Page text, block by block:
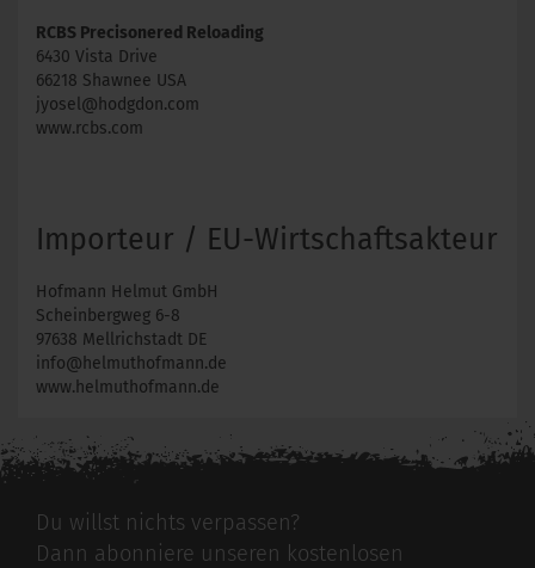
RCBS Precisonered Reloading
6430 Vista Drive
66218 Shawnee USA
jyosel@hodgdon.com
www.rcbs.com
Importeur / EU-Wirtschaftsakteur
Hofmann Helmut GmbH
Scheinbergweg 6-8
97638 Mellrichstadt DE
info@helmuthofmann.de
www.helmuthofmann.de
Du willst nichts verpassen?
Dann abonniere unseren kostenlosen